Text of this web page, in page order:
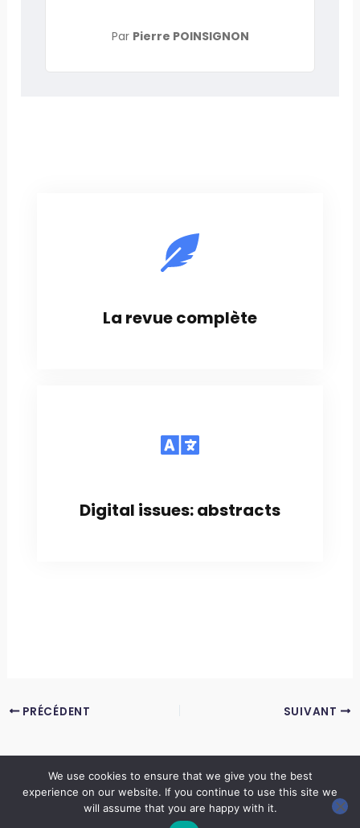
Par Pierre POINSIGNON
La revue complète
Digital issues: abstracts
PRÉCÉDENT SUIVANT
Copyright © 2026 LES ANNALES DES MINES | Powered byThème WordPress Astra
We use cookies to ensure that we give you the best
experience on our website. If you continue to use this site we
will assume that you are happy with it.